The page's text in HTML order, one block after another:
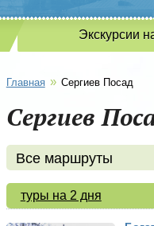
Экскурсии
Главная » Сергиев Посад
Сергиев
Все маршруты
туры на 2 дня